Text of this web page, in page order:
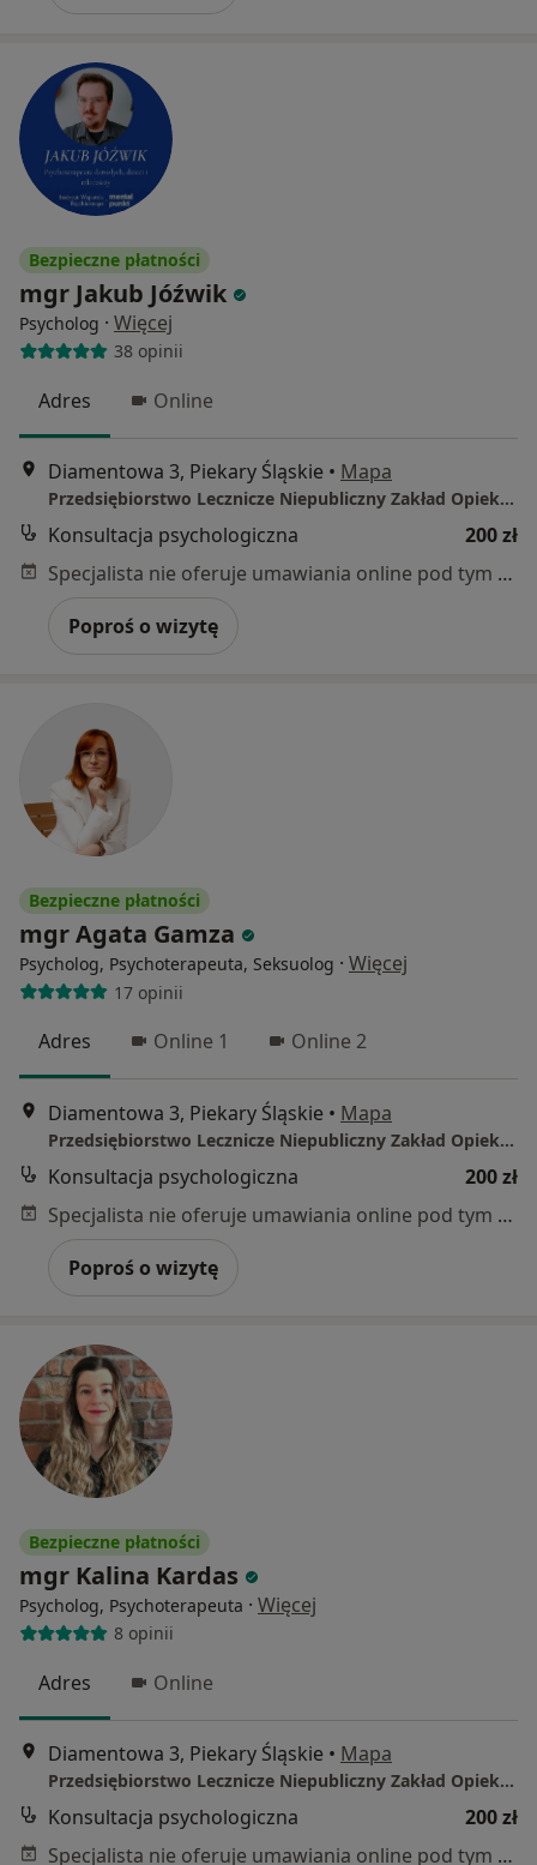
Bezpieczne płatności
mgr Jakub Jóźwik
Psycholog · Więcej
38 opinii
Adres Online
Diamentowa 3, Piekary Śląskie • Mapa
Przedsiębiorstwo Lecznicze Niepubliczny Zakład Opieki Zdrowotnej Mental Punkt sp. z o.o.
Konsultacja psychologiczna
200 zł
Specjalista nie oferuje umawiania online pod tym adresem.
Poproś o wizytę
Bezpieczne płatności
mgr Agata Gamza
Psycholog, Psychoterapeuta, Seksuolog · Więcej
17 opinii
Adres Online 1 Online 2
Diamentowa 3, Piekary Śląskie • Mapa
Przedsiębiorstwo Lecznicze Niepubliczny Zakład Opieki Zdrowotnej Mental Punkt sp. z o.o.
Konsultacja psychologiczna
200 zł
Specjalista nie oferuje umawiania online pod tym adresem.
Poproś o wizytę
Bezpieczne płatności
mgr Kalina Kardas
Psycholog, Psychoterapeuta · Więcej
8 opinii
Adres Online
Diamentowa 3, Piekary Śląskie • Mapa
Przedsiębiorstwo Lecznicze Niepubliczny Zakład Opieki Zdrowotnej Mental Punkt sp. z o.o.
Konsultacja psychologiczna
200 zł
Specjalista nie oferuje umawiania online pod tym adresem.